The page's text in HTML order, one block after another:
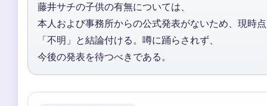
藤井サチの子供の有無については、
本人および事務所からの公式発表がないため、現時
「不明」と結論付ける。噂に踊らされず、
今後の発表を待つべきである。